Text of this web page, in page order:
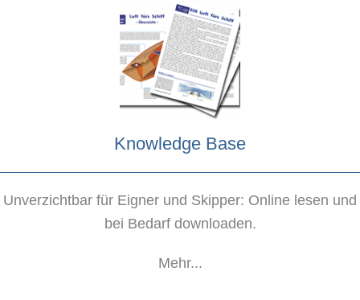
Knowledge Base
Unverzichtbar für Eigner und Skipper: Online lesen und
bei Bedarf downloaden.
Mehr...